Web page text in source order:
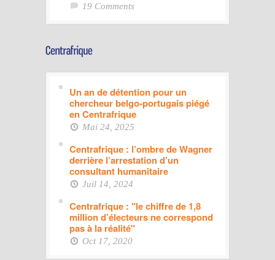
19 Comments
Un an de détention pour un
chercheur belgo-portugais piégé
en Centrafrique
Mai 24, 2025
Centrafrique : l’ombre de Wagner
derrière l’arrestation d’un
consultant humanitaire
Juil 14, 2024
Centrafrique : "le chiffre de 1,8
million d’électeurs ne correspond
pas à la réalité"
Oct 17, 2020